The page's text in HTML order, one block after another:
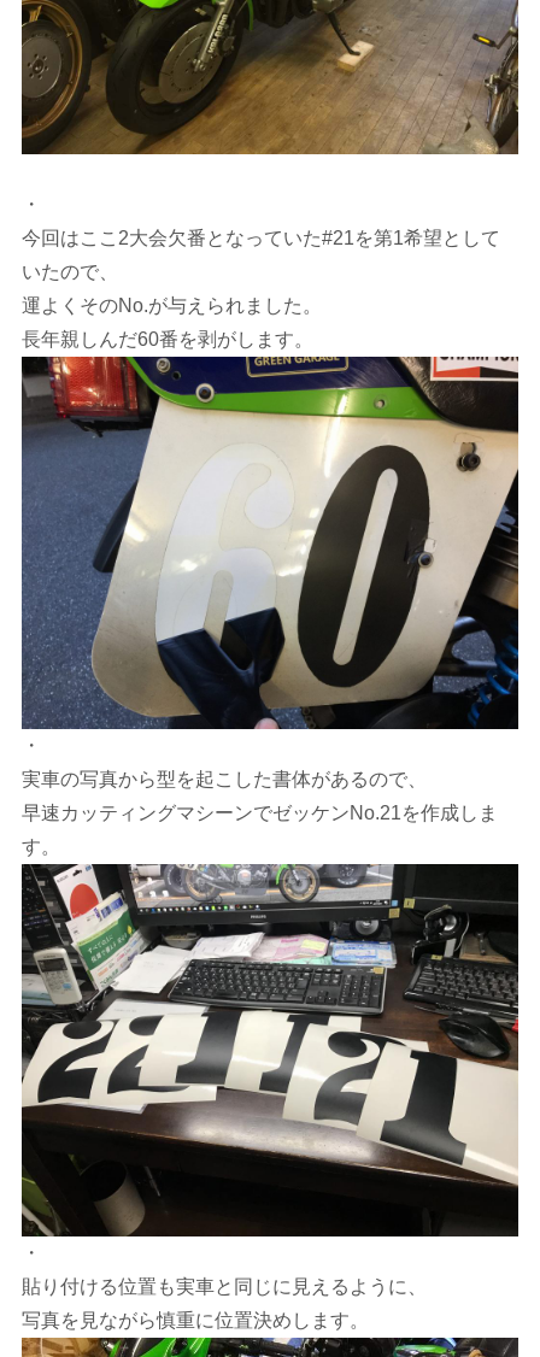
・
今回はここ2大会欠番となっていた#21を第1希望として
いたので、
運よくそのNo.が与えられました。
長年親しんだ60番を剥がします。
・
実車の写真から型を起こした書体があるので、
早速カッティングマシーンでゼッケンNo.21を作成しま
す。
・
貼り付ける位置も実車と同じに見えるように、
写真を見ながら慎重に位置決めします。